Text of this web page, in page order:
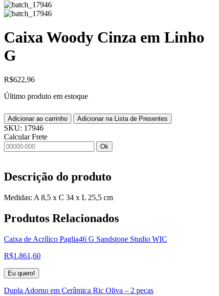
Caixa Woody Cinza em Linho
G
R$622,96
Último produto em estoque
Adicionar ao carrinho Adicionar na Lista de Presentes
SKU: 17946
Calcular Frete
Ok
Descrição do produto
Medidas: A 8,5 x C 34 x L 25,5 cm
Produtos Relacionados
Caixa de Acrílico Paglia46 G Sandstone Studio WIC
R$1.861,60
Eu quero!
Dupla Adorno em Cerâmica Ric Oliva – 2 peças